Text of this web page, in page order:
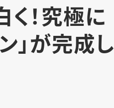
！究極に
」が完成し